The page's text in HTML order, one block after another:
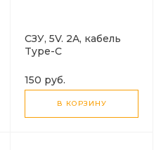
СЗУ, 5V. 2A, кабель
Type-C
150 руб.
В КОРЗИНУ